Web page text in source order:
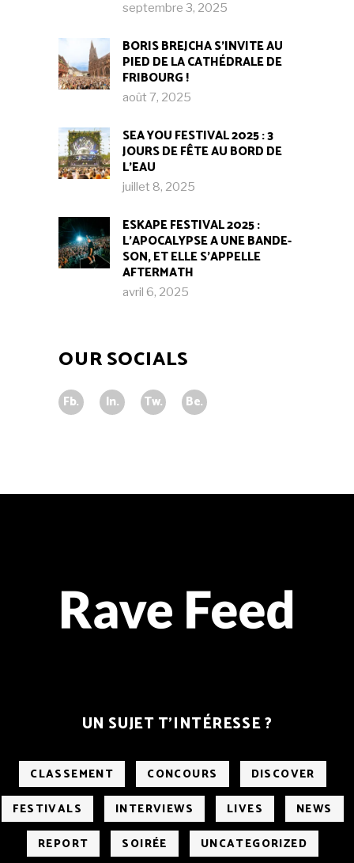
septembre 3, 2025
BORIS BREJCHA S’INVITE AU
PIED DE LA CATHÉDRALE DE
FRIBOURG !​
août 7, 2025
SEA YOU FESTIVAL 2025 : 3
JOURS DE FÊTE AU BORD DE
L’EAU
juillet 8, 2025
ESKAPE FESTIVAL 2025 :
L’APOCALYPSE A UNE BANDE-
SON, ET ELLE S’APPELLE
AFTERMATH
avril 6, 2025
OUR SOCIALS
Fb. In. Tw. Be.
UN SUJET T’INTÉRESSE ?
CLASSEMENT CONCOURS
DISCOVER
FESTIVALS
INTERVIEWS LIVES
NEWS
REPORT
SOIRÉE UNCATEGORIZED